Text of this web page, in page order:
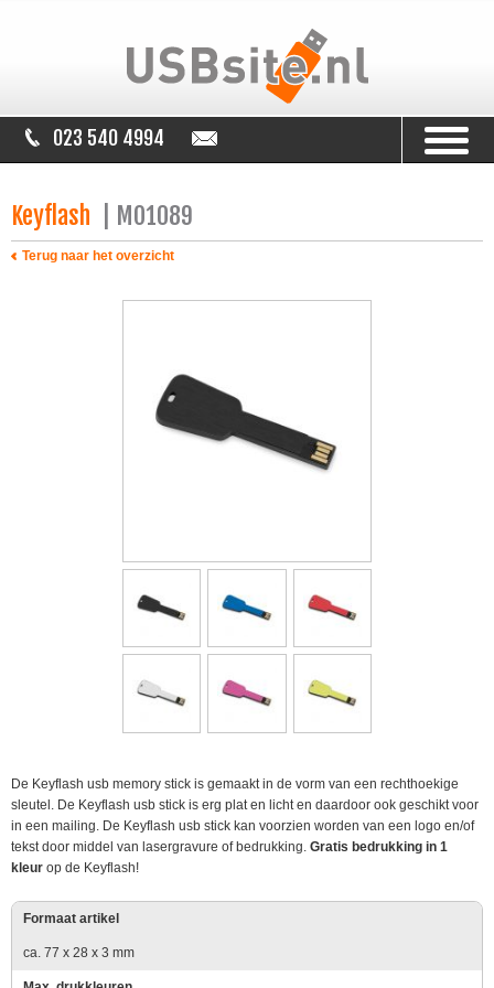
023 540 4994
Keyflash | MO1089
Terug naar het overzicht
De Keyflash usb memory stick is gemaakt in de vorm van een rechthoekige
sleutel. De Keyflash usb stick is erg plat en licht en daardoor ook geschikt voor
in een mailing. De Keyflash usb stick kan voorzien worden van een logo en/of
tekst door middel van lasergravure of bedrukking. Gratis bedrukking in 1
kleur op de Keyflash!
Formaat artikel
ca. 77 x 28 x 3 mm